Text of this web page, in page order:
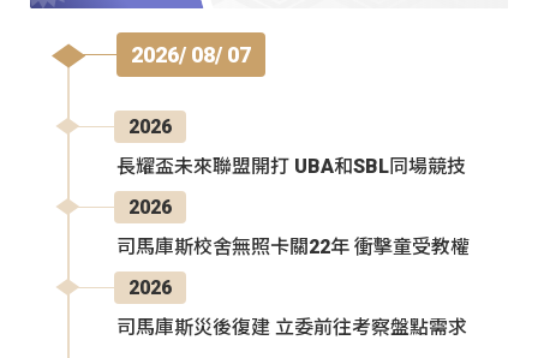
2026/ 08/ 07
2026
長耀盃未來聯盟開打 UBA和SBL同場競技
2026
司馬庫斯校舍無照卡關22年 衝擊童受教權
2026
司馬庫斯災後復建 立委前往考察盤點需求